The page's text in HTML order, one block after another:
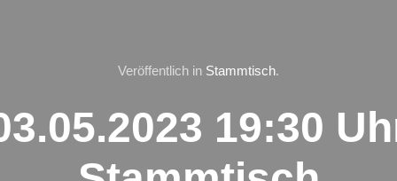
Veröffentlich in Stammtisch.
19:30